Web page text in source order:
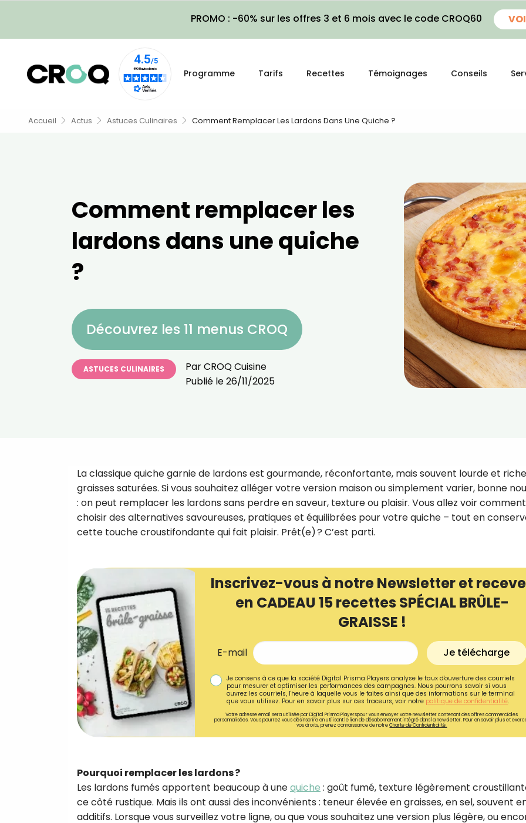
PROMO : -60% sur les offres 3 et 6 mois avec le code CROQ60
Programme Tarifs Recettes Témoignages Conseils
Accueil Actus Astuces Culinaires Comment Remplacer Les Lardons Dans Une Quiche ?
Comment remplacer les
lardons dans une quiche
?
Découvrez les 11 menus CROQ
ASTUCES CULINAIRES ParCROQ Cuisine
Publié le26/11/2025
La classique quiche garnie de lardons est gourmande, réconfortante, mais souvent lourde et
graisses saturées. Si vous souhaitez alléger votre version maison ou simplement varier, bonne
: on peut remplacer les lardons sans perdre en saveur, texture ou plaisir. Vous allez voir comment
choisir des alternatives savoureuses, pratiques et équilibrées pour votre quiche – tout en
cette touche croustifondante qui fait plaisir. Prêt(e) ? C’est parti.
Inscrivez-vous à notre Newsletter et
en CADEAU 15 recettes SPÉCIAL BRÛLE-
GRAISSE !
E-mail Je télécharge
Je consens à ce que la société Digital Prisma Players analyse le taux d'ouverture des courriels
pour mesurer et optimiser les performances des campagnes. Nous pourrons savoir si vous
ouvrez les courriels, l'heure à laquelle vous le faites ainsi que des informations sur le terminal
que vous utilisez. Pour en savoir plus sur ces traceurs, voir notre politique de confidentialité.
Votre adresse email sera utilisée par Digital Prisma Playerspour vous envoyer votre newsletter contenant des offres commerciales
personnalisées. Vous pourrez vous désinscrire en utilisant le lien de désabonnement intégré dans la newsletter. Pour en savoir plus et
vos droits, prenez connaissance de notreCharte de Confidentialité.
Pourquoi remplacer les lardons ?
Les lardons fumés apportent beaucoup à unequiche : goût fumé, texture légèrement
ce côté rustique. Mais ils ont aussi des inconvénients : teneur élevée en graisses, en sel, souvent
additifs. Lorsque vous surveillez votre ligne, ou que vous souhaitez une version plus légère, ou